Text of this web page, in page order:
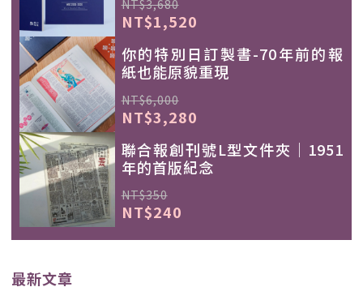
NT$3,680
NT$1,520
你的特別日訂製書-70年前的報
紙也能原貌重現
NT$6,000
NT$3,280
聯合報創刊號L型文件夾｜1951
年的首版紀念
NT$350
NT$240
最新文章